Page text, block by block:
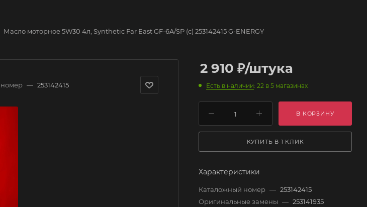
Масло моторное 5W30 4л, Synthetic Far East GF-6A/SP (с) 253142415 G-ENERGY
— 253142415
2 910 ₽/штука
Есть в наличии: 22 в 5 магазинах
В КОРЗИНУ
КУПИТЬ В 1 КЛИК
Характеристики
Каталожный номер — 253142415
Оригинальные замены — 253141935